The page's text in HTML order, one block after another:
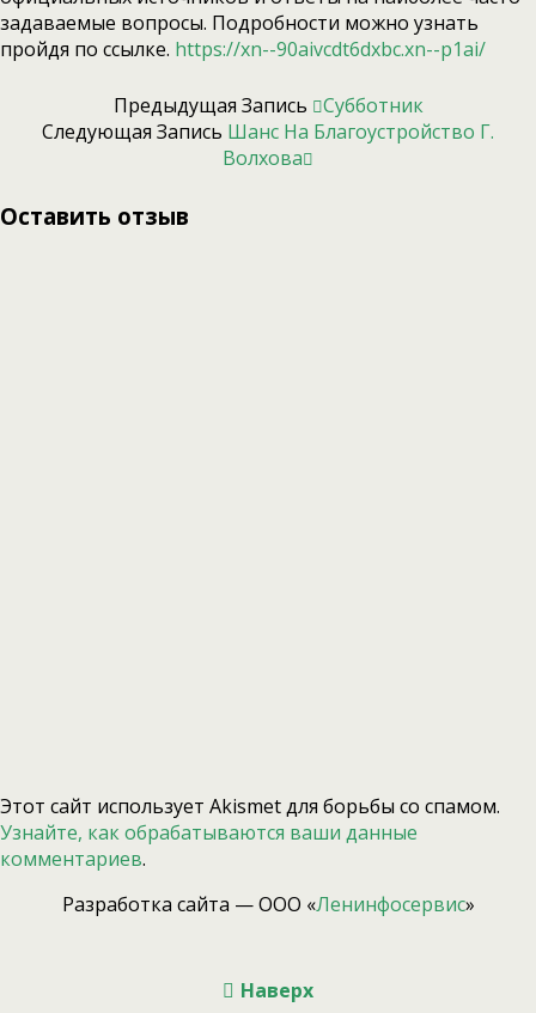
задаваемые вопросы. Подробности можно узнать
пройдя по ссылке. https://xn--90aivcdt6dxbc.xn--p1ai/
Предыдущая Запись
Субботник
Следующая Запись Шанс На Благоустройство Г.
Волхова
Оставить отзыв
Этот сайт использует Akismet для борьбы со спамом.
Узнайте, как обрабатываются ваши данные
комментариев.
Разработка сайта — ООО «Ленинфосервис»
Наверх